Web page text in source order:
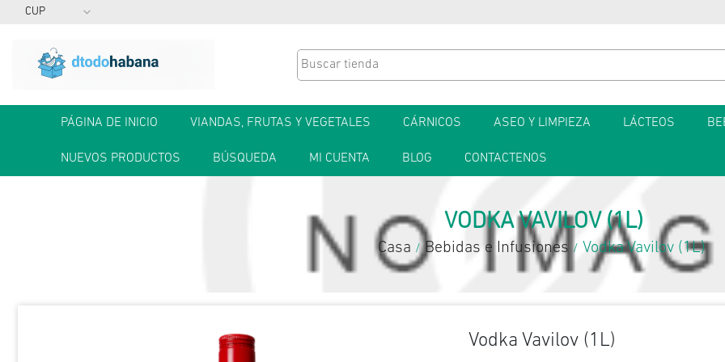
PÁGINA DE INICIO VIANDAS, FRUTAS Y VEGETALES CÁRNICOS ASEO Y LIMPIEZA LÁCTEOS
NUEVOS PRODUCTOS BÚSQUEDA MI CUENTA BLOG CONTACTENOS
VODKA VAVILOV (1L)
Casa / Bebidas e Infusiones / Vodka Vavilov (1L)
Vodka Vavilov (1L)